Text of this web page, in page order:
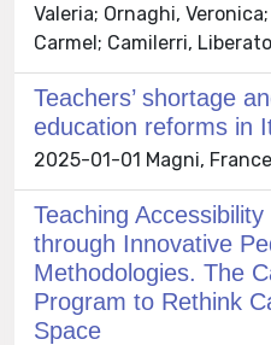
Valeria; Ornaghi,
Carmel; Camilerri,
Teachers’ shortage
education reforms in
2025-01-01 Magni,
Teaching
through Innovative
Methodologies. The
Program to Rethink
Space